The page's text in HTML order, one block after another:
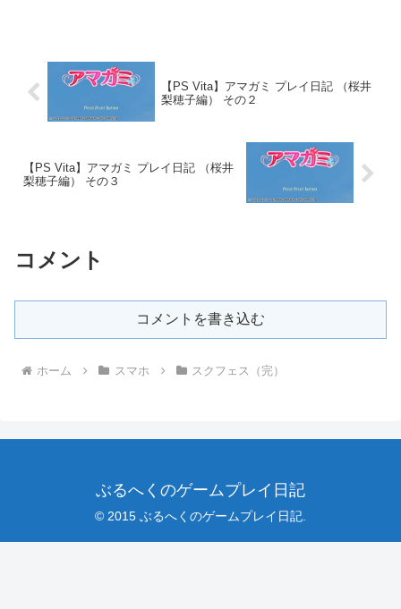
【PS Vita】アマガミ プレイ日記 （桜井
梨穂子編） その２
【PS Vita】アマガミ プレイ日記 （桜井
梨穂子編） その３
コメント
コメントを書き込む
ホーム スマホ スクフェス（完）
ぶるへくのゲームプレイ日記
© 2015 ぶるへくのゲームプレイ日記.